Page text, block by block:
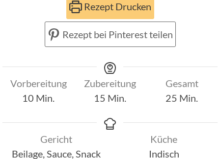
Rezept Drucken
Rezept bei Pinterest teilen
Vorbereitung
10 Minuten
Min.
Zubereitung
15 Minuten
Min.
Gesamt
25 Minuten
Min.
Gericht
Beilage, Sauce, Snack
Küche
Indisch